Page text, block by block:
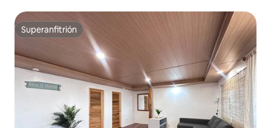
Superanfitrión
Superanfitrión